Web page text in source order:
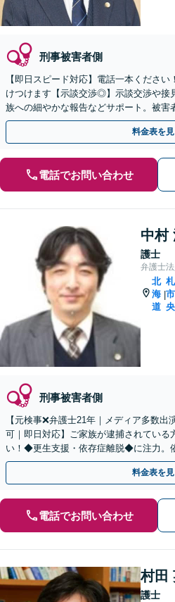
刑事被害者側
【即日スピード対応】電話一本くださ
けつけます【示談交渉◎】示談交渉や接
族への細やかな報告などサポート。被害
可【秘密厳守】【WEB面談可】
料金表を
電話でお問い合わせ
中村
護士
弁護士
北
海
道
|
刑事被害者側
【元検事❌弁護士21年｜メディア多数
可｜即日対応】ご家族が逮捕されている
い！◆更生支援・依存症離脱◆に注力。
療機関と密に連携【初回相談無料／西11
料金表を
電話でお問い合わせ
村田
護士